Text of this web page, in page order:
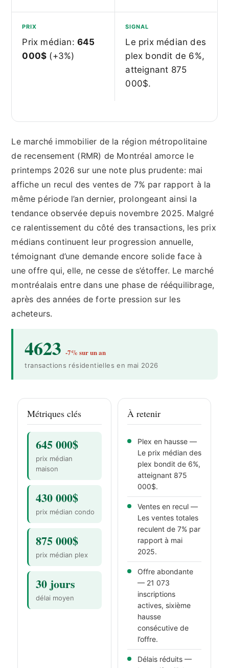
PRIX
Prix médian:645
000$ (+3%)
SIGNAL
Le prix médian des
plex bondit de 6%,
atteignant 875
000$.
Le marché immobilier de la région métropolitaine
de recensement (RMR) de Montréal amorce le
printemps 2026 sur une note plus prudente: mai
affiche un recul des ventes de 7% par rapport à la
même période l’an dernier, prolongeant ainsi la
tendance observée depuis novembre 2025. Malgré
ce ralentissement du côté des transactions, les prix
médians continuent leur progression annuelle,
témoignant d’une demande encore solide face à
une offre qui, elle, ne cesse de s’étoffer. Le marché
montréalais entre dans une phase de rééquilibrage,
après des années de forte pression sur les
acheteurs.
4623 -7% sur un an
transactions résidentielles en mai 2026
Métriques clés
645 000$
prix médian
maison
430 000$
prix médian condo
875 000$
prix médian plex
30 jours
délai moyen
À retenir
Plex en hausse —
Le prix médian des
plex bondit de 6%,
atteignant 875
000$.
Ventes en recul —
Les ventes totales
reculent de 7% par
rapport à mai
2025.
Offre abondante
— 21 073
inscriptions
actives, sixième
hausse
consécutive de
l’offre.
Délais réduits —